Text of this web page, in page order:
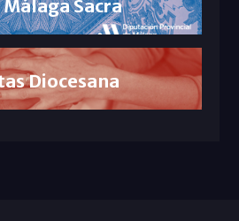
Sacra
Diocesana